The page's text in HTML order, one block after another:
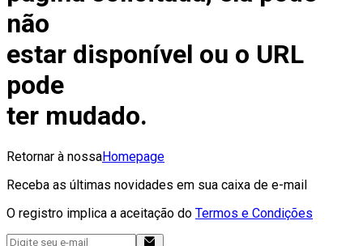
não
estar disponível ou o URL
pode
ter mudado.
Retornar à nossaHomepage
Receba as últimas novidades em sua caixa de e-mail
O registro implica a aceitação do Termos e Condições